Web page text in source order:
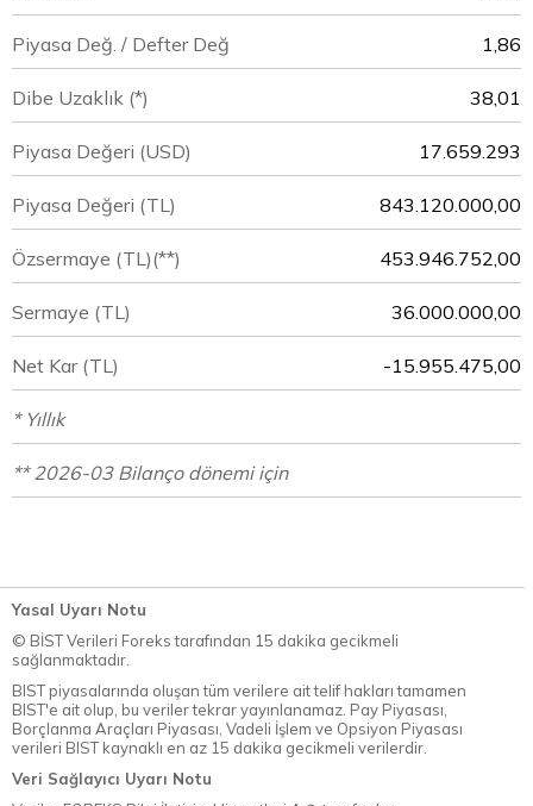
Piyasa Değ. / Defter Değ 1,86
Dibe Uzaklık (*) 38,01
Piyasa Değeri (USD) 17.659.293
Piyasa Değeri (TL) 843.120.000,00
Özsermaye (TL)(**) 453.946.752,00
Sermaye (TL) 36.000.000,00
Net Kar (TL) -15.955.475,00
* Yıllık
** 2026-03 Bilanço dönemi için
Yasal Uyarı Notu
© BİST Verileri Foreks tarafından 15 dakika gecikmeli
sağlanmaktadır.
BIST piyasalarında oluşan tüm verilere ait telif hakları tamamen
BIST'e ait olup, bu veriler tekrar yayınlanamaz. Pay Piyasası,
Borçlanma Araçları Piyasası, Vadeli İşlem ve Opsiyon Piyasası
verileri BIST kaynaklı en az 15 dakika gecikmeli verilerdir.
Veri Sağlayıcı Uyarı Notu